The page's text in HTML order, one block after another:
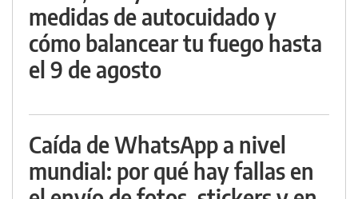
medidas de autocuidado y
cómo balancear tu fuego hasta
el 9 de agosto
Caída de WhatsApp a nivel
mundial: por qué hay fallas en